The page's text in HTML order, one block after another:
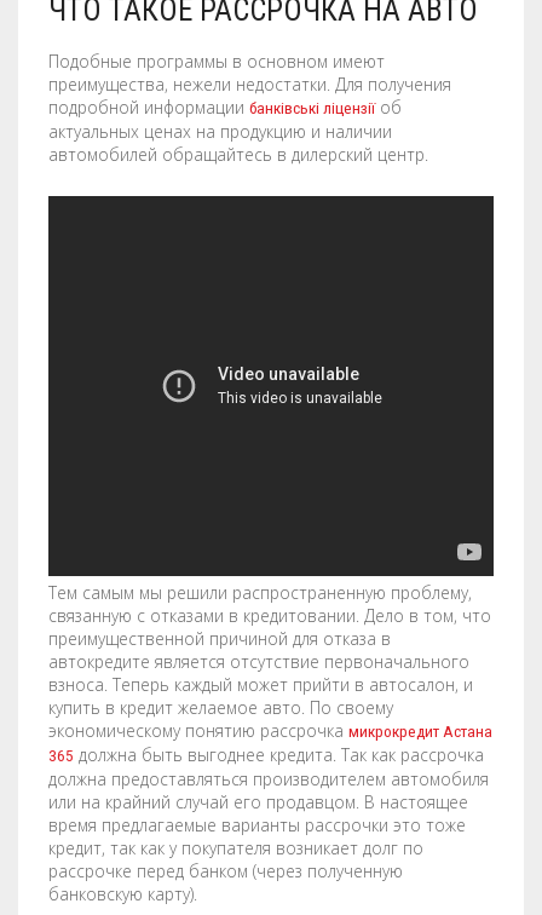
PRESENTATION FOLDERS
SELL SHEETS
TRADING CARDS
DIBOND SIGNS
FOAM BOARDS
PVC BOARDS
ЧТО ТАКОЕ РАССРОЧКА НА АВТО
Подобные программы в основном имеют
преимущества, нежели недостатки. Для получения
подробной информации банківські ліцензіїоб
актуальных ценах на продукцию и наличии
автомобилей обращайтесь в дилерский центр.
Тем самым мы решили распространенную проблему,
связанную с отказами в кредитовании. Дело в том, что
преимущественной причиной для отказа в
автокредите является отсутствие первоначального
взноса. Теперь каждый может прийти в автосалон, и
купить в кредит желаемое авто. По своему
экономическому понятию рассрочка микрокредит Астана
365 должна быть выгоднее кредита. Так как рассрочка
должна предоставляться производителем автомобиля
или на крайний случай его продавцом. В настоящее
время предлагаемые варианты рассрочки это тоже
кредит, так как у покупателя возникает долг по
рассрочке перед банком (через полученную
банковскую карту).